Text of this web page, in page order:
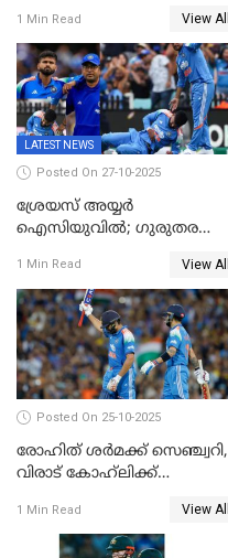
ഹര്‍ഷിതും മാത്രം;
മെല്‍ബണില്‍
ഇന്ത്യയ്‌ക്കെതിരെ ഓസീസ്
ലക്ഷ്യം 126 റണ്‍സ്
1 Min Read View All
LATEST NEWS
Posted On 27-10-2025
ശ്രേയസ് അയ്യര്‍
ഐസിയുവില്‍; ഗുരുതര
1 Min Read View All
Posted On 25-10-2025
രോഹിത് ശർമക്ക് സെഞ്ച്വറി,
വിരാട് കോഹ്‍ലിക്ക്
മുൻനായകരുടെ മികവിൽ
ഓസീസിനെതിരെ ഉജ്ജ്വല
1 Min Read View All